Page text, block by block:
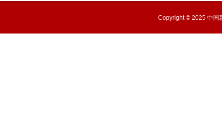
Copyright © 2025 中国